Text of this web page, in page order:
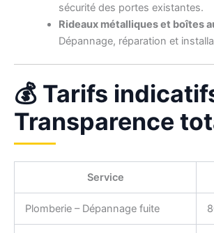
sécurité des portes existantes.
Rideaux métalliques et boîtes
Dépannage, réparation et
💰 Tarifs
Transparence
Service
Plomberie – Dépannage fuite